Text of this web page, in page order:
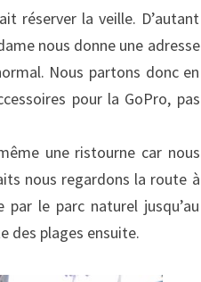
réserver la veille. D’autant
nous donne une adresse
Nous partons donc en
pour la GoPro, pas
une ristourne car nous
nous regardons la route à
le parc naturel jusqu’au
des plages ensuite.